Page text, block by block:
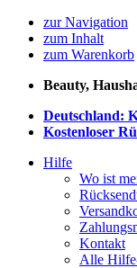
zur Navigation
zum Inhalt
zum Warenkorb
Beauty,
Deutschland:
Kostenloser
Hilfe
Wo ist
Kontakt
Alle